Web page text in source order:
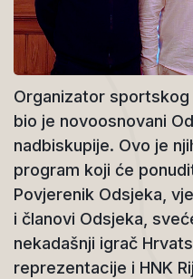
Organizator
bio je novoosnovani
nadbiskupije. Ovo je
program koji će
Povjerenik Odsjeka,
i članovi Odsjeka,
nekadašnji igrač
reprezentacije i HNK